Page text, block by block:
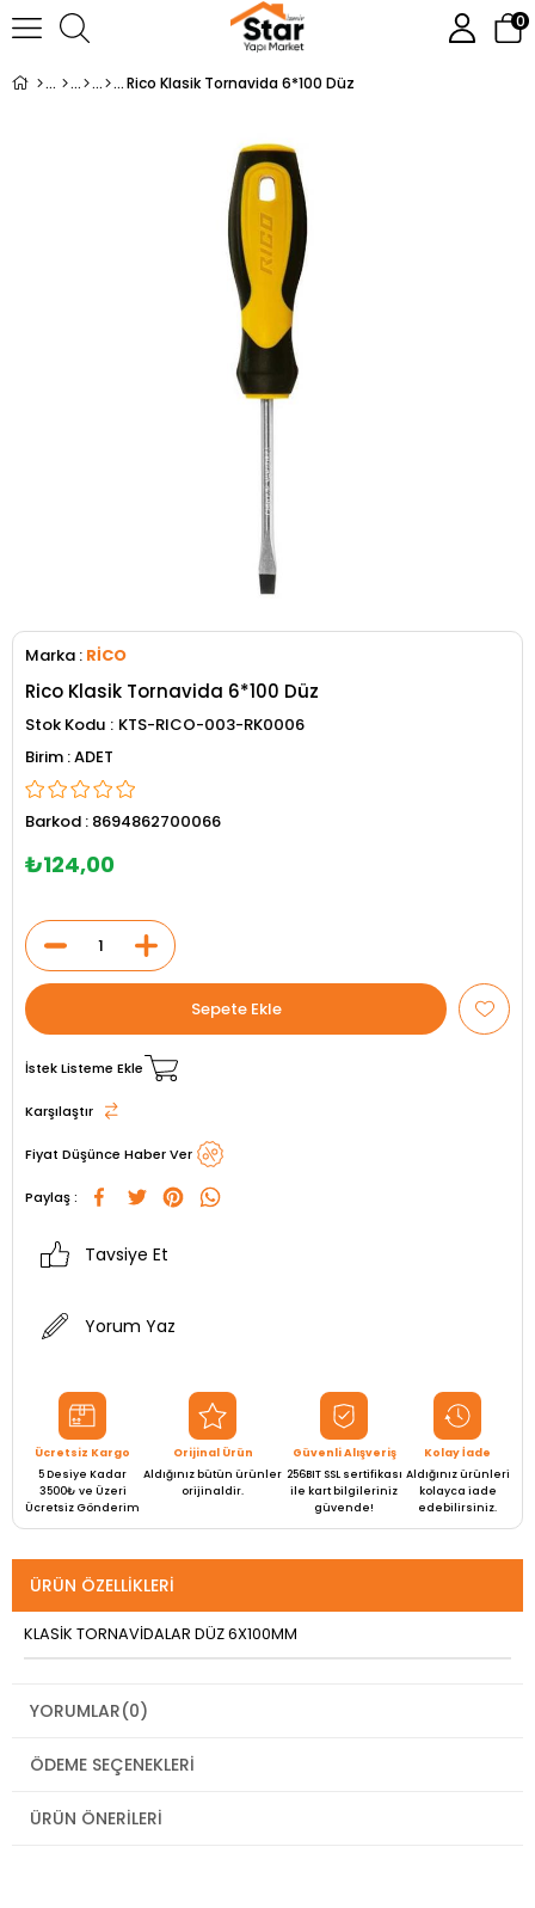
0
Rico Klasik Tornavida 6*100 Düz
Marka : RİCO
Rico Klasik Tornavida 6*100 Düz
Stok Kodu
KTS-RICO-003-RK0006
ADET
Barkod : 8694862700066
₺124,00
İstek Listeme Ekle
Karşılaştır
Fiyat Düşünce Haber Ver
Paylaş :
Tavsiye Et
Yorum Yaz
Ücretsiz Kargo
5 Desiye Kadar
3500₺ ve Üzeri
Ücretsiz Gönderim
Orijinal Ürün
Aldığınız bütün ürünler
orijinaldir.
Güvenli Alışveriş
256BIT SSL sertifikası
ile kart bilgileriniz
güvende!
Kolay İade
Aldığınız ürünleri
kolayca iade
edebilirsiniz.
ÜRÜN ÖZELLIKLERI
KLASİK TORNAVİDALAR DÜZ 6X100MM
YORUMLAR(0)
ÖDEME SEÇENEKLERI
ÜRÜN ÖNERILERI